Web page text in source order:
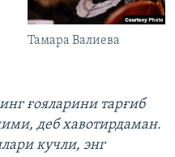
Тамара Валиева
ғояларини тарғиб
деб хавотирдаман.
кучли, энг